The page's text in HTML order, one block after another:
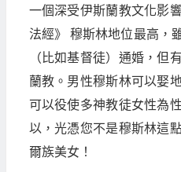
一個深受伊斯蘭教文化影
法經》 穆斯林地位最高，
（比如基督徒）通婚，但
蘭教。男性穆斯林可以娶
可以役使多神教徒女性為
以，光憑您不是穆斯林這
爾族美女！